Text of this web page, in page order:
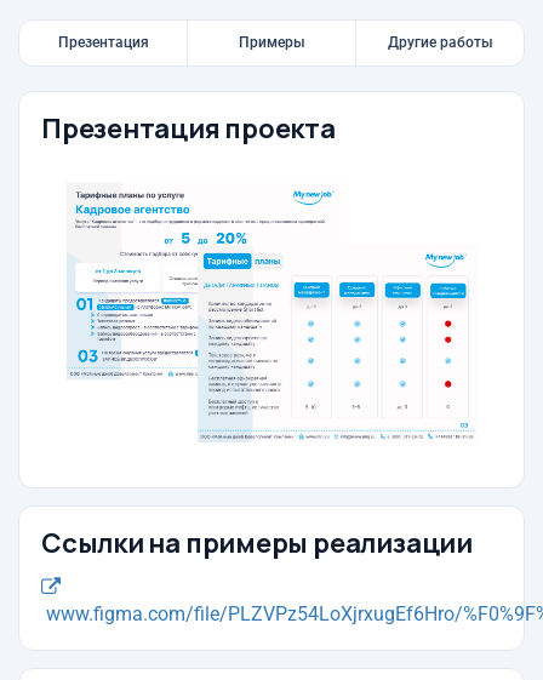
Презентация Примеры Другие работы
Презентация проекта
Ссылки на примеры реализации
www.figma.com/file/PLZVPz54LoXjrxugEf6Hro/